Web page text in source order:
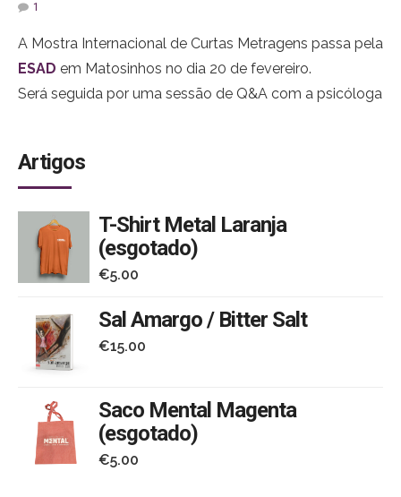
1
A Mostra Internacional de Curtas Metragens passa pela
ESAD em Matosinhos no dia 20 de fevereiro.
Será seguida por uma sessão de Q&A com a psicóloga
fazer perguntas.
Artigos
T-Shirt Metal Laranja
(esgotado)
€5.00
Sal Amargo / Bitter Salt
€15.00
Saco Mental Magenta
(esgotado)
€5.00